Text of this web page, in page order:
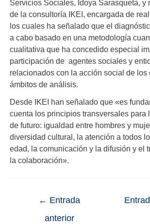
Servicios Sociales, Idoya Sarasqueta, y
de la consultoría IKEI, encargada de
los cuales ha señalado que el
a cabo basado en una metodología
cualitativa que ha concedido especial
participación de agentes sociales y
relacionados con la acción social de los
ámbitos de análisis.
Desde IKEI han señalado que «es
cuenta los principios transversales para
de futuro: igualdad entre hombres y
diversidad cultural, la atención a todos
edad, la comunicación y la difusión y el
la colaboración».
← Entrada
anterior